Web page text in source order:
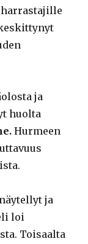
ja
huolta
Hurmeen
ja
loi
Toisaalta